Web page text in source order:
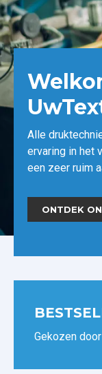
Alle
ervaring in het
een zeer ruim
ONTDEK
Gekozen